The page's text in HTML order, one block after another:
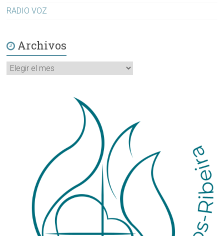
RADIO VOZ
Archivos
Archivos